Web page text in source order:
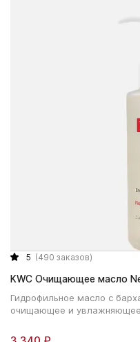
5 (490 заказов)
KWC Очищающее масло
Гидрофильное масло с
очищающее и увлажняющее